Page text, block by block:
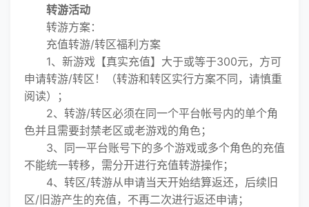
转游活动
转游方案：
充值转游/转区福利方案
1、新游戏【真实充值】大于或等于300元，方可
申请转游/转区！（转游和转区实行方案不同，请慎重
阅读）；
2、转游/转区必须在同一个平台帐号内的单个角
色并且需要封禁老区或老游戏的角色；
3、同一平台账号下的多个游戏或多个角色的充值
不能统一转移，需分开进行充值转游操作；
4、转区/转游从申请当天开始结算返还，后续旧
区/旧游产生的充值，不再二次进行返还申请；